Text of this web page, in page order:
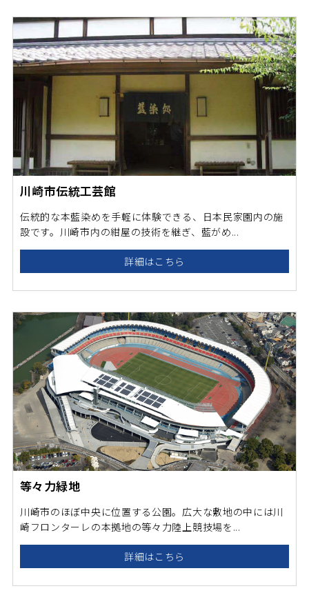
川崎市伝統工芸館
伝統的な本藍染めを手軽に体験できる、日本民家園内の施
設です。川崎市内の紺屋の技術を継ぎ、藍がめ...
詳細はこちら
等々力緑地
川崎市のほぼ中央に位置する公園。広大な敷地の中には川
崎フロンターレの本拠地の等々力陸上競技場を...
詳細はこちら